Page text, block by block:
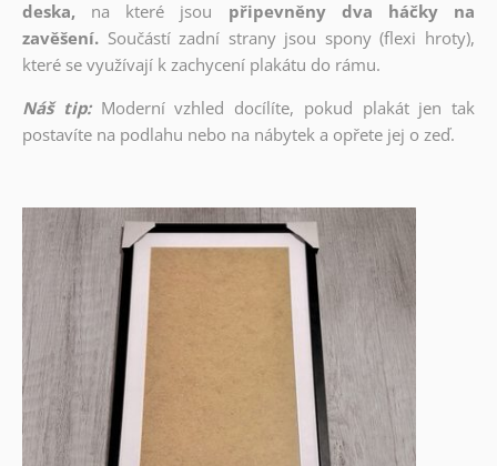
deska, na které jsou
připevněny dva háčky na
zavěšení. Součástí zadní strany jsou spony (flexi hroty),
které se využívají k zachycení plakátu do rámu.
Náš tip: Moderní vzhled docílíte, pokud plakát jen tak
postavíte na podlahu nebo na nábytek a opřete jej o zeď.